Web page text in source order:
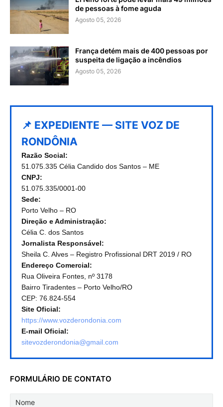
de pessoas à fome aguda
Agosto 05, 2026
França detém mais de 400 pessoas por
suspeita de ligação a incêndios
Agosto 05, 2026
📌 EXPEDIENTE — SITE VOZ DE
RONDÔNIA
Razão Social:
51.075.335 Célia Candido dos Santos – ME
CNPJ:
51.075.335/0001-00
Sede:
Porto Velho – RO
Direção e Administração:
Célia C. dos Santos
Jornalista Responsável:
Sheila C. Alves – Registro Profissional DRT 2019 / RO
Endereço Comercial:
Rua Oliveira Fontes, nº 3178
Bairro Tiradentes – Porto Velho/RO
CEP: 76.824-554
Site Oficial:
https://www.vozderondonia.com
E-mail Oficial:
sitevozderondonia@gmail.com
FORMULÁRIO DE CONTATO